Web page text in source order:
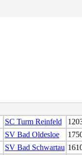
SC Turm Reinfeld
SV Bad Oldesloe
SV Bad Schwartau